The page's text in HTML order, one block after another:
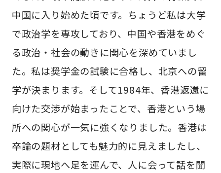
中国に入り始めた頃です。ちょうど私は大学
で政治学を専攻しており、中国や香港をめぐ
る政治・社会の動きに関心を深めていまし
た。私は奨学金の試験に合格し、北京への留
学が決まります。そして1984年、香港返還に
向けた交渉が始まったことで、香港という場
所への関心が一気に強くなりました。香港は
卒論の題材としても魅力的に見えましたし、
実際に現地へ足を運んで、人に会って話を聞